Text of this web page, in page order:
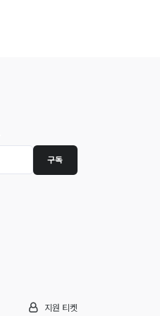
구독
지원 티켓